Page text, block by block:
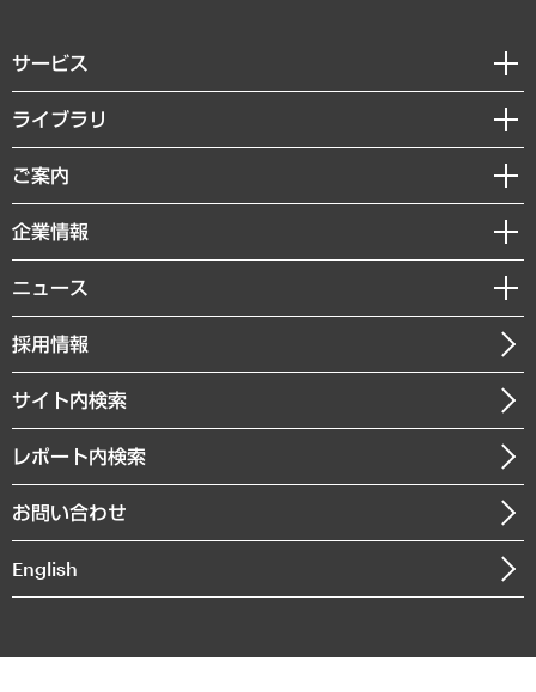
サービス
経営戦略
組織・人事戦略
デジタルイノベーション
共生・ダイバーシティ
GRC（ガバナンス・リスク・コンプライアンス）・防災（政策）
経済・産業・雇用・労働
まちづくり・観光・交通・スポーツ・スマートシティ
自然資源・農林水産業・食料システム
ライブラリ
経済調査
レポート
コラム
経営用語集
受託・受注実績（官公庁関連）
メディア掲載・出演
ご案内
セミナー・イベント情報
MUFGビジネスセミナー
受託案件情報
企業情報
私たちの想い
社長メッセージ
会社概要
沿革
組織図・本部部室紹介
インドネシア現地法人
個人情報保護方針
ニュース
ニュースリリース
お知らせ
採用情報
サイト内検索
レポート内検索
お問い合わせ
English